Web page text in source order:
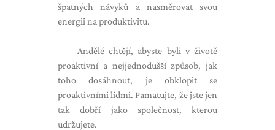
špatných návyků a nasměrovat svou
energii na produktivitu.
Andělé chtějí, abyste byli v životě
proaktivní a nejjednodušší způsob, jak
toho dosáhnout, je obklopit se
proaktivními lidmi. Pamatujte, že jste jen
tak dobří jako společnost, kterou
udržujete.